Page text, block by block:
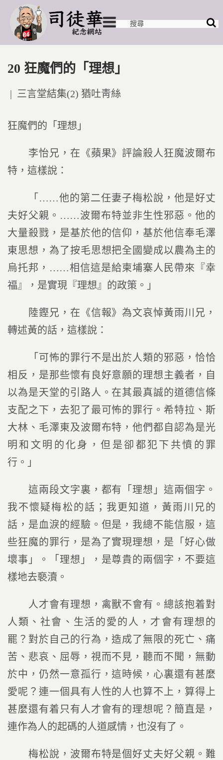
20 狂魔們的「理想」
Posted
三言堂結集(2) 猶吐靑絲
狂魔們的「理想」
李怡兄，在《蘋果》評論殺人狂魔波爾布
特，這樣說：
「……他的第二任妻子梅松說，他是好丈
夫好父親。……波爾布特並非生性邪惡。他的
大量殺戮，是基於他的信仰，基於他信奉毛澤
東思想，為了按毛思想把全國變成以農為主的
烏托邦，……相信這是給柬埔寨人民帶來『幸
福』，是實現『理想』的政策。」
陸鏗兄，在《信報》為文哀悼黃雨川兄，
轉述黃的話，這樣說：
「可怖的罪行不是出於人類的邪惡，恰恰
相反，是那些懷有良好意願的理想主義者，自
以為是天堂的引路人。在其最真誠的道德信條
支配之下，去犯了最可怖的罪行。希特拉、斯
大林、毛澤東及波爾布特，他們都自認為是光
明和文明的化身，但是卻都犯下共憤的罪
行。」
這兩段文字裏，都有「理想」這兩個字。
我不懷疑梅松的話；我更知道，黃雨川兄的
話，是血淚的經驗。但是，我總不能信服，這
些狂魔的罪行，是為了實現理想，是「好心做
壞事」。「理想」，是尊貴的兩個字，不要這
樣地去褻瀆。
人才會有理想，禽獸不會有。總該抱着對
人類、社會、生活的愛的人，才會有理想的
罷？對於自己的行為，造成了無限的死亡、痛
苦、悲哀、屈辱，視而不見，聽而不聞，無動
於中，仍然一意孤行，這時候，心裏還有甚麼
愛呢？連一個具有人性的人也算不上，算得上
甚麼還有着只有人才會有的理想呢？簡直是，
連作為人的起碼的人道感情，也沒有了。
梅松說，波爾布特是個好丈夫好父親。難